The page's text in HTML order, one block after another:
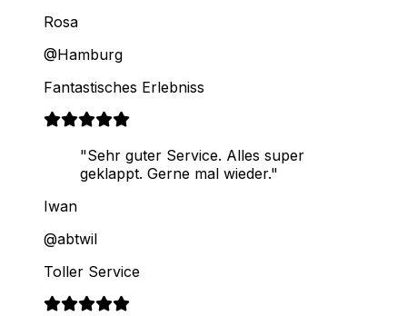
Rosa
@Hamburg
Fantastisches Erlebniss
"Sehr guter Service. Alles super
geklappt. Gerne mal wieder."
Iwan
@abtwil
Toller Service